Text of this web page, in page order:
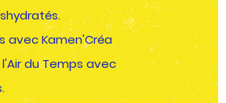
avec Kamen'Créa
du Temps avec